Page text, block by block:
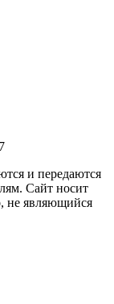
и передаются
Сайт носит
не являющийся